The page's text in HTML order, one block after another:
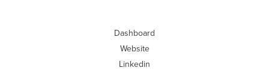
Dashboard
Website
Linkedin